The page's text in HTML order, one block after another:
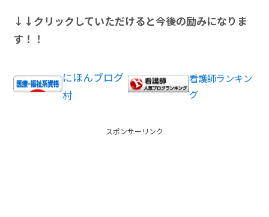
↓↓クリックしていただけると今後の励みになりま
す！！
にほんブログ
村
看護師ランキン
グ
スポンサーリンク